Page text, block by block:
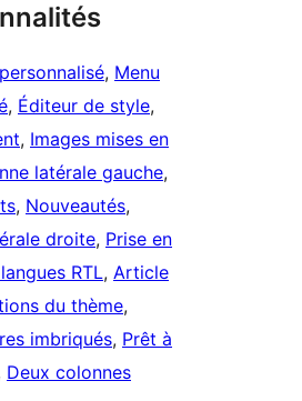
, Menu
, Éditeur de style
, Images mises en
latérale gauche
, Nouveautés
droite, Prise en
RTL, Article
du thème
imbriqués, Prêt à
Deux colonnes